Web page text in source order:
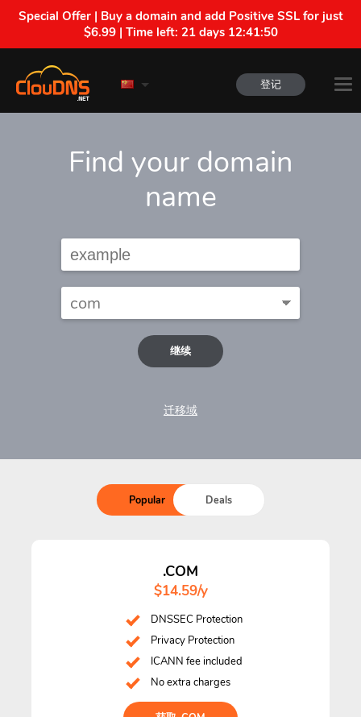
Special Offer | Buy a domain and add Positive SSL for just
$6.99 | Time left: 21 days 12:41:49
登记
Find your domain
name
继续
迁移域
Popular Deals
.COM
$14.59/y
DNSSEC Protection
Privacy Protection
ICANN fee included
No extra charges